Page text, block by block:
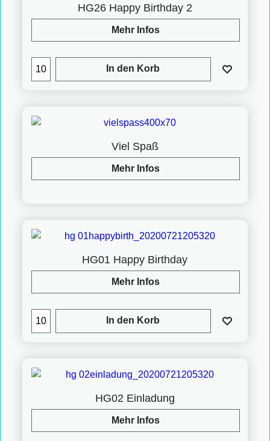
HG26 Happy Birthday 2
Mehr Infos
In den Korb
Viel Spaß
Mehr Infos
HG01 Happy Birthday
Mehr Infos
In den Korb
HG02 Einladung
Mehr Infos